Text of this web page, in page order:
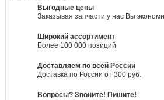
Выгодные цены
Заказывая запчасти у нас Вы
Широкий ассортимент
Более 100 000 позиций
Доставляем по всей России
Доставка по России от 300 руб.
Вопросы? Звоните! Пишите!